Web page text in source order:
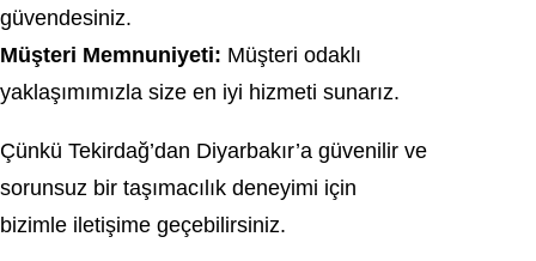
güvendesiniz.
Müşteri Memnuniyeti: Müşteri odaklı
yaklaşımımızla size en iyi hizmeti sunarız.
Çünkü Tekirdağ’dan Diyarbakır’a güvenilir ve
sorunsuz bir taşımacılık deneyimi için
bizimle iletişime geçebilirsiniz.